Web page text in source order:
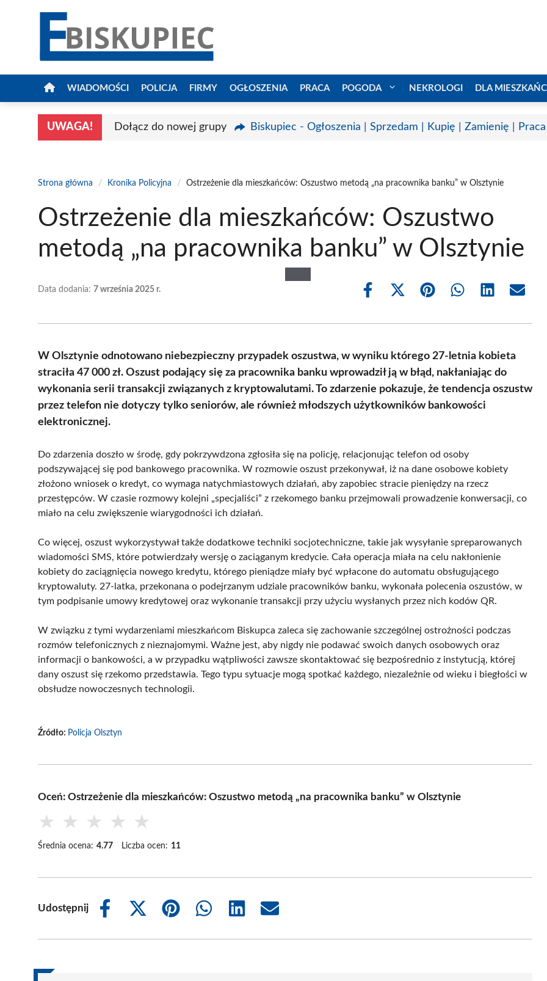
WIADOMOŚCI POLICJA FIRMY OGŁOSZENIA PRACA POGODA NEKROLOGI DLA
UWAGA! Dołącz do nowej grupy Biskupiec - Ogłoszenia | Sprzedam | Kupię | Zamienię | Praca
Strona główna / Kronika Policyjna / Ostrzeżenie dla mieszkańców: Oszustwo metodą „na pracownika banku” w Olsztynie
Ostrzeżenie dla mieszkańców: Oszustwo
metodą „na pracownika banku” w Olsztynie
Data dodania: 7 września 2025 r.
Share
Share
(Twitter)
Share Share Share Share
W Olsztynie odnotowano niebezpieczny przypadek oszustwa, w wyniku którego 27-letnia kobieta
straciła 47 000 zł. Oszust podający się za pracownika banku wprowadził ją w błąd, nakłaniając do
wykonania serii transakcji związanych z kryptowalutami. To zdarzenie pokazuje, że tendencja oszustw
przez telefon nie dotyczy tylko seniorów, ale również młodszych użytkowników bankowości
elektronicznej.
Do zdarzenia doszło w środę, gdy pokrzywdzona zgłosiła się na policję, relacjonując telefon od osoby
podszywającej się pod bankowego pracownika. W rozmowie oszust przekonywał, iż na dane osobowe kobiety
złożono wniosek o kredyt, co wymaga natychmiastowych działań, aby zapobiec stracie pieniędzy na rzecz
przestępców. W czasie rozmowy kolejni „specjaliści” z rzekomego banku przejmowali prowadzenie konwersacji, co
miało na celu zwiększenie wiarygodności ich działań.
Co więcej, oszust wykorzystywał także dodatkowe techniki socjotechniczne, takie jak wysyłanie spreparowanych
wiadomości SMS, które potwierdzały wersję o zaciąganym kredycie. Cała operacja miała na celu nakłonienie
kobiety do zaciągnięcia nowego kredytu, którego pieniądze miały być wpłacone do automatu obsługującego
kryptowaluty. 27-latka, przekonana o podejrzanym udziale pracowników banku, wykonała polecenia oszustów, w
tym podpisanie umowy kredytowej oraz wykonanie transakcji przy użyciu wysłanych przez nich kodów QR.
W związku z tymi wydarzeniami mieszkańcom Biskupca zaleca się zachowanie szczególnej ostrożności podczas
rozmów telefonicznych z nieznajomymi. Ważne jest, aby nigdy nie podawać swoich danych osobowych oraz
informacji o bankowości, a w przypadku wątpliwości zawsze skontaktować się bezpośrednio z instytucją, której
dany oszust się rzekomo przedstawia. Tego typu sytuacje mogą spotkać każdego, niezależnie od wieku i biegłości w
obsłudze nowoczesnych technologii.
Źródło: Policja Olsztyn
Oceń: Ostrzeżenie dla mieszkańców: Oszustwo metodą „na pracownika banku” w Olsztynie
★ ★ ★ ★ ★
Średnia ocena: 4.77 Liczba ocen: 11
Udostępnij
Share
Share
(Twitter)
Share
Share
Share
Share